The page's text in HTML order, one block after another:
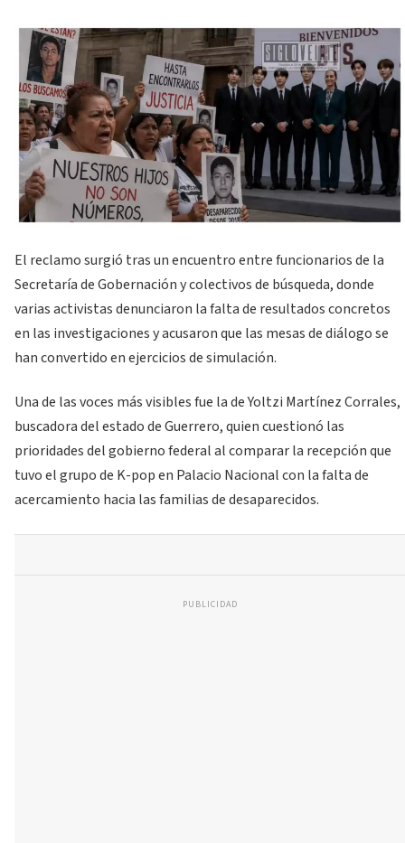
El reclamo surgió tras un encuentro entre funcionarios de la
Secretaría de Gobernación y colectivos de búsqueda, donde
varias activistas denunciaron la falta de resultados concretos
en las investigaciones y acusaron que las mesas de diálogo se
han convertido en ejercicios de simulación.
Una de las voces más visibles fue la de Yoltzi Martínez Corrales,
buscadora del estado de Guerrero, quien cuestionó las
prioridades del gobierno federal al comparar la recepción que
tuvo el grupo de K-pop en Palacio Nacional con la falta de
acercamiento hacia las familias de desaparecidos.
PUBLICIDAD